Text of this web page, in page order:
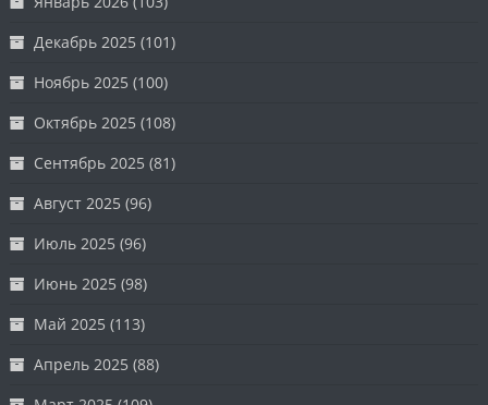
Декабрь 2025 (101)
Ноябрь 2025 (100)
Октябрь 2025 (108)
Сентябрь 2025 (81)
Август 2025 (96)
Июль 2025 (96)
Июнь 2025 (98)
Май 2025 (113)
Апрель 2025 (88)